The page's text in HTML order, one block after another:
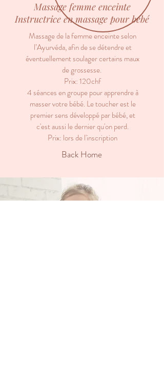
Massage femme enceinte
Instructrice en massage pour bébé
Massage de la femme enceinte selon
l’Ayurvéda, afin de se détendre et
éventuellement soulager certains maux
de grossesse.
Prix: 120chf
4 séances en groupe pour apprendre à
masser votre bébé. Le toucher est le
premier sens développé par bébé, et
c'est aussi le dernier qu'on perd.
Prix: lors de l'inscription
Back Home